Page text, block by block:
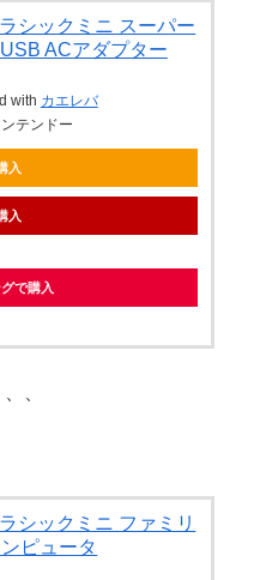
シックミニ スーパー
ACアダプター
with カエレバ
テンドー
入
入
で購入
、
シックミニ ファミリ
ピュータ